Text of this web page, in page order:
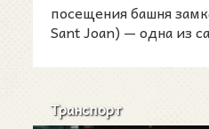
посещения башня
Sant Joan) — одна из
Транспорт